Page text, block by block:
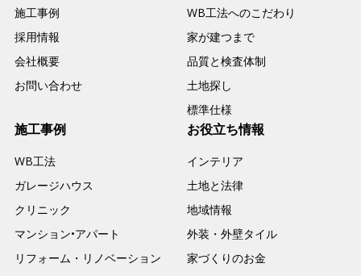
施工事例
採用情報
会社概要
お問い合わせ
WB工法へのこだわり
家が建つまで
品質と検査体制
土地探し
標準仕様
施工事例
WB工法
ガレージハウス
クリニック
マンション•アパート
リフォーム・リノベーション
お役立ち情報
インテリア
土地と法律
地域情報
外装・外壁タイル
家づくりのお金